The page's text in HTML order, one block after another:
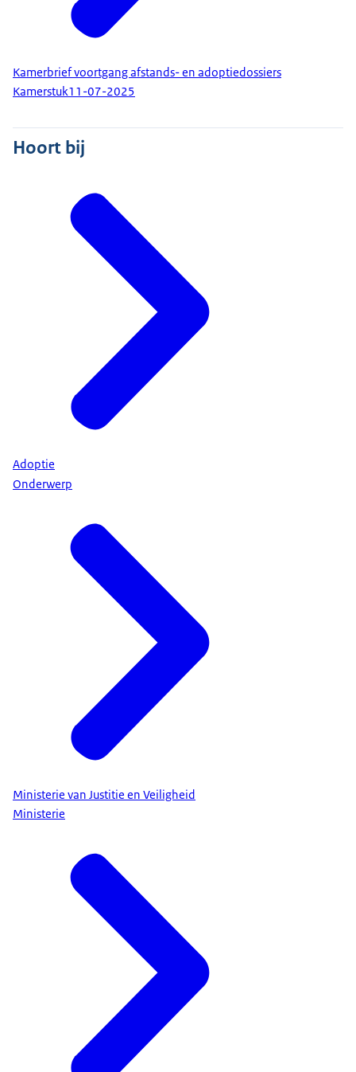
Kamerbrief voortgang afstands- en adoptiedossiers
Kamerstuk11-07-2025
Hoort bij
Adoptie
Onderwerp
Ministerie van Justitie en Veiligheid
Ministerie